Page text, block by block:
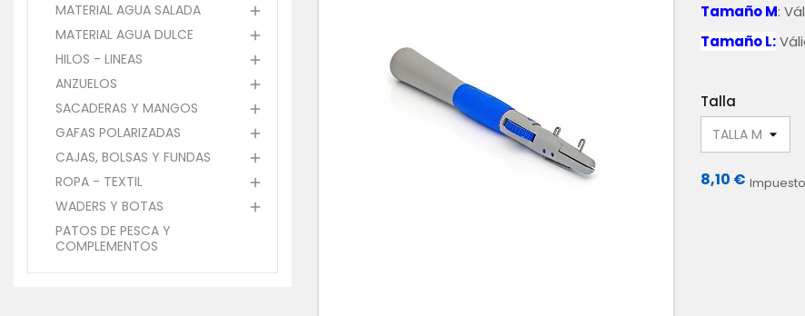
MATERIAL AGUA SALADA 
MATERIAL AGUA DULCE 
HILOS - LINEAS 
ANZUELOS 
SACADERAS Y MANGOS 
GAFAS POLARIZADAS 
CAJAS, BOLSAS Y FUNDAS 
ROPA - TEXTIL 
WADERS Y BOTAS 
PATOS DE PESCA Y
COMPLEMENTOS
Tamaño M:
Tamaño L:
Talla
8,10 €